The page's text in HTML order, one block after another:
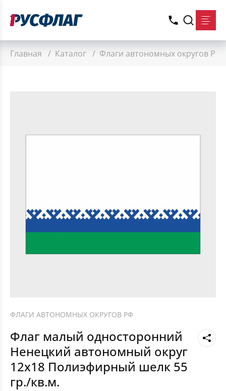
Главная / Каталог / Флаги автономных округов РФ
ФЛАГИ АВТОНОМНЫХ ОКРУГОВ РФ
Флаг малый односторонний
Ненецкий автономный округ
12х18 Полиэфирный шелк 55
гр./кв.м.